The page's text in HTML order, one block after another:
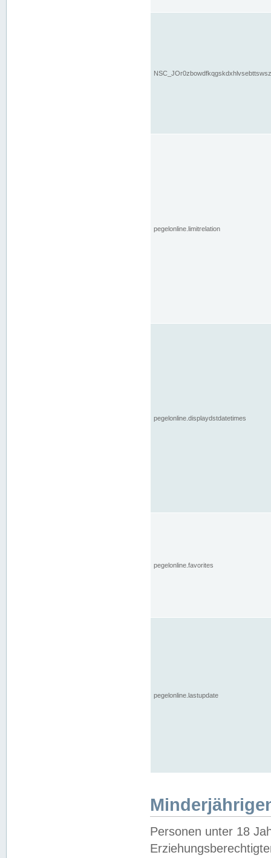
pegelonline.limitrelation
pegelonline.displaydstdatetimes
pegelonline.favorites
pegelonline.lastupdate
Personen unter 18